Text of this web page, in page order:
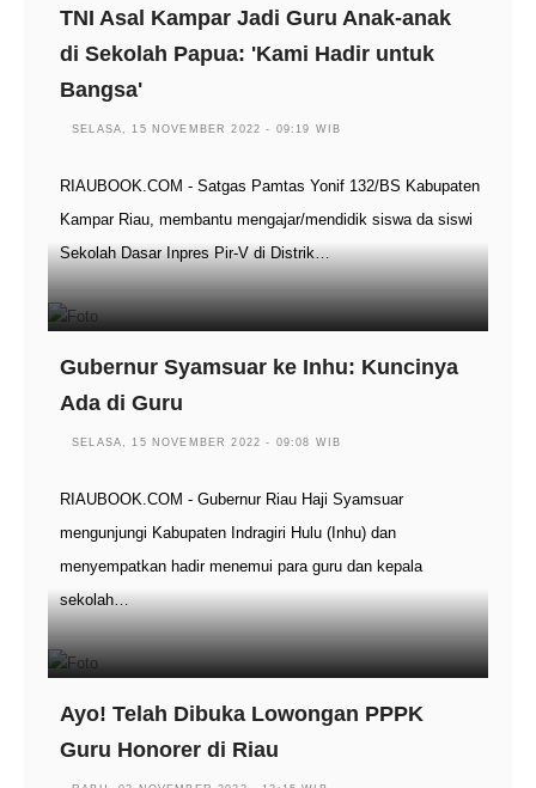
TNI Asal Kampar Jadi Guru Anak-anak
di Sekolah Papua: 'Kami Hadir untuk
Bangsa'
SELASA, 15 NOVEMBER 2022 - 09:19 WIB
RIAUBOOK.COM - Satgas Pamtas Yonif 132/BS Kabupaten
Kampar Riau, membantu mengajar/mendidik siswa da siswi
Sekolah Dasar Inpres Pir-V di Distrik…
Gubernur Syamsuar ke Inhu: Kuncinya
Ada di Guru
SELASA, 15 NOVEMBER 2022 - 09:08 WIB
RIAUBOOK.COM - Gubernur Riau Haji Syamsuar
mengunjungi Kabupaten Indragiri Hulu (Inhu) dan
menyempatkan hadir menemui para guru dan kepala
sekolah…
Ayo! Telah Dibuka Lowongan PPPK
Guru Honorer di Riau